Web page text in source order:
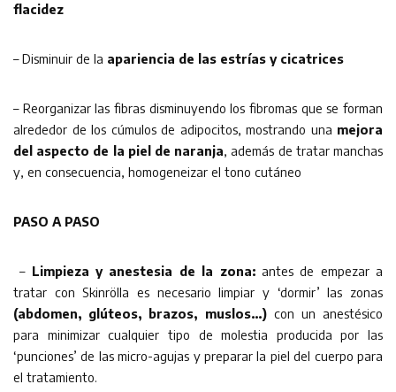
flacidez
– Disminuir de la apariencia de las estrías y cicatrices
– Reorganizar las fibras disminuyendo los fibromas que se forman
alrededor de los cúmulos de adipocitos, mostrando una mejora
del aspecto de la piel de naranja, además de tratar manchas
y, en consecuencia, homogeneizar el tono cutáneo
PASO A PASO
– Limpieza y anestesia de la zona:antes de empezar a
tratar con Skinrölla es necesario limpiar y ‘dormir’ las zonas
(abdomen, glúteos, brazos, muslos…)con un anestésico
para minimizar cualquier tipo de molestia producida por las
‘punciones’ de las micro-agujas y preparar la piel del cuerpo para
el tratamiento.